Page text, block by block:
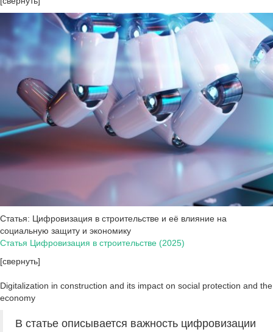
Статья: Цифровизация в строительстве и её влияние на
социальную защиту и экономику
Статья Цифровизация в строительстве (2025)
[свернуть]
Digitalization in construction and its impact on social protection and the
economy
В статье описывается важность цифровизации